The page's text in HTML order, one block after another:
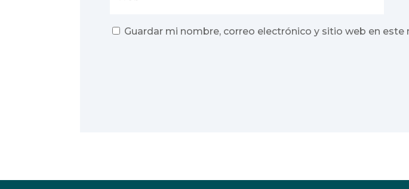
Guardar mi nombre, correo electrónico y sitio web en